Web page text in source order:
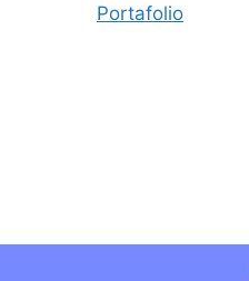
Portafolio